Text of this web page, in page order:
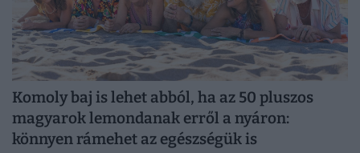
Komoly baj is lehet abból, ha az 50 pluszos
magyarok lemondanak erről a nyáron:
könnyen rámehet az egészségük is